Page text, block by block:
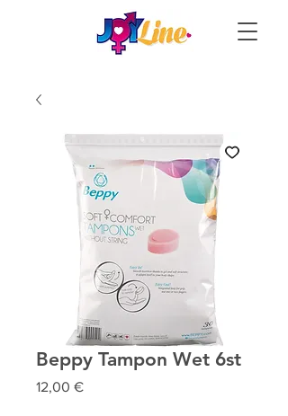
Beppy Tampon Wet 6st
12,00 €Prix